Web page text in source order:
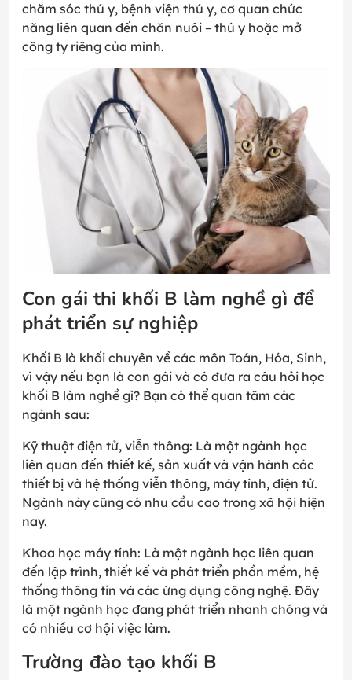
chăm sóc thú y, bệnh viện thú y, cơ quan chức
năng liên quan đến chăn nuôi – thú y hoặc mở
công ty riêng của mình.
Con gái thi khối B làm nghề gì để
phát triển sự nghiệp
Khối B là khối chuyên về các môn Toán, Hóa, Sinh,
vì vậy nếu bạn là con gái và có đưa ra câu hỏi học
khối B làm nghề gì? Bạn có thể quan tâm các
ngành sau:
Kỹ thuật điện tử, viễn thông: Là một ngành học
liên quan đến thiết kế, sản xuất và vận hành các
thiết bị và hệ thống viễn thông, máy tính, điện tử.
Ngành này cũng có nhu cầu cao trong xã hội hiện
nay.
Khoa học máy tính: Là một ngành học liên quan
đến lập trình, thiết kế và phát triển phần mềm, hệ
thống thông tin và các ứng dụng công nghệ. Đây
là một ngành học đang phát triển nhanh chóng và
có nhiều cơ hội việc làm.
Trường đào tạo khối B